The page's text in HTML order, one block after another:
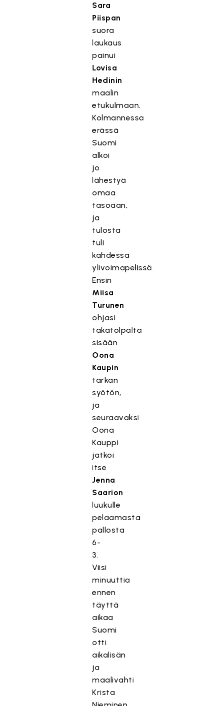
Sara
Piispan
suora
laukaus
painui
Lovisa
Hedinin
maalin
etukulmaan.
Kolmannessa
erässä
Suomi
alkoi
jo
lähestyä
omaa
tasoaan,
ja
tulosta
tuli
kahdessa
ylivoimapelissä.
Ensin
Miisa
Turunen
ohjasi
takatolpalta
sisään
Oona
Kaupin
tarkan
syötön,
ja
seuraavaksi
Oona
Kauppi
jatkoi
itse
Jenna
Saarion
luukulle
pelaamasta
pallosta
6-
3.
Viisi
minuuttia
ennen
täyttä
aikaa
Suomi
otti
aikalisän
ja
maalivahti
Krista